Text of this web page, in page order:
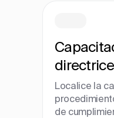
Localice la
de